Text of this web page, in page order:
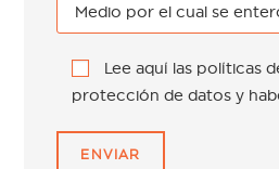
Lee aquí las políticas
protección de datos y